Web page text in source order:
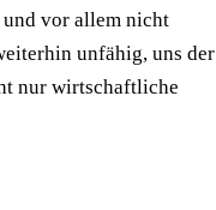
vor allem nicht
unfähig, uns der
nur wirtschaftliche